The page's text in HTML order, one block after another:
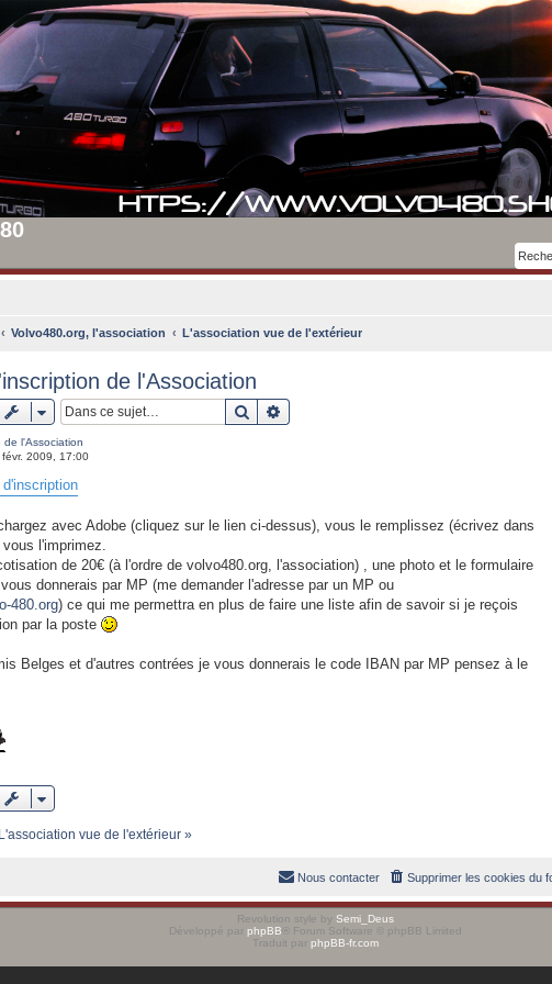
Volvo480.org, l'association L'association vue de l'extérieur
de l'Association
Rechercher
de l'Association
févr. 2009, 17:00
avec Adobe (cliquez sur le lien ci-dessus), vous le remplissez (écrivez dans
l'imprimez.
de 20€ (à l'ordre de volvo480.org, l'association) , une photo et le formulaire
donnerais par MP (me demander l'adresse par un MP ou
480.org) ce qui me permettra en plus de faire une liste afin de savoir si je reçois
par la poste
Belges et d'autres contrées je vous donnerais le code IBAN par MP pensez à le
vue de l'extérieur »
Supprimer les cookies du
Nous contacter
Revolution style by Semi_Deus
Développé par phpBB ® Forum Software © phpBB Limited
Traduit par phpBB-fr.com